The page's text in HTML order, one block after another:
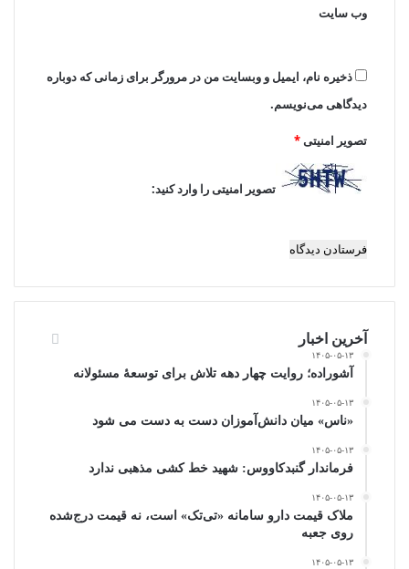
وب‌ سایت
ذخیره نام، ایمیل و وبسایت من در مرورگر برای زمانی که دوباره
دیدگاهی می‌نویسم.
تصویر امنیتی*
تصویر امنیتی را وارد کنید:
آخرین اخبار
۱۴۰۵-۰۵-۱۳
آشوراده؛ روایت چهار دهه تلاش برای توسعهٔ مسئولانه
۱۴۰۵-۰۵-۱۳
«ناس» میان دانش‌آموزان دست به دست می شود
۱۴۰۵-۰۵-۱۳
فرماندار گنبدکاووس: شهید خط کشی مذهبی ندارد
۱۴۰۵-۰۵-۱۳
ملاک قیمت دارو سامانه «تی‌تک» است، نه قیمت درج‌شده
روی جعبه
۱۴۰۵-۰۵-۱۳